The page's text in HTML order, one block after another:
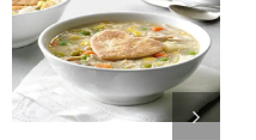
οργανισμό
μας;